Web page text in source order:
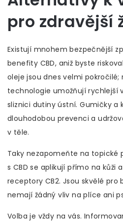
pro zdravější
Existují mnohem bezpečnější
benefity CBD, aniž byste
oleje jsou dnes velmi
technologie umožňují rychlejší
sliznici dutiny ústní. Gumičky a
dlouhodobou prevenci a
v těle.
Taky nezapomeňte na topické
s CBD se aplikují přímo na kůži
receptory CB2. Jsou skvělé pro
nemají žádný vliv na plíce ani
Volba je vždy na vás.